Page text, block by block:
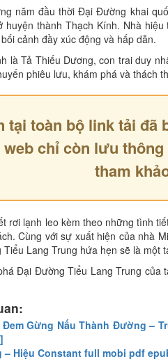
năm đầu thời Đại Đường khai
huyện thành Thạch Kính. Nhà
cảnh đầy xúc động và hấp dẫn.
là Tả Thiếu Dương, con trai duy
phiêu lưu, khám phá và thách
tại toàn bộ link tải đã
chỉ còn lưu
tham
rơi lạnh leo kèm theo những tình
Cùng với sự xuất hiện của nhà
Lang Trung hứa hẹn sẽ là một
Đại Đường Tiểu Lang Trung của
Gừng Nấu Thành Đường –
– Hiệu Constant full mobi pdf